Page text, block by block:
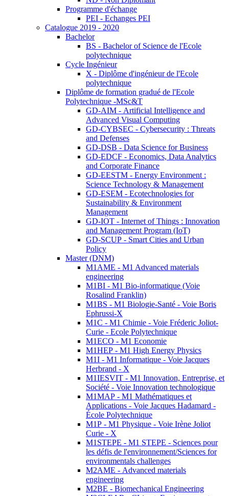
Programme d'échange
PEI - Echanges PEI
Catalogue 2019 - 2020
Bachelor
BS - Bachelor of Science de l'Ecole
polytechnique
Cycle Ingénieur
X - Diplôme d'ingénieur de l'Ecole
polytechnique
Diplôme de formation gradué de l'Ecole
Polytechnique -MSc&T
GD-AIM - Artificial Intelligence and
Advanced Visual Computing
GD-CYBSEC - Cybersecurity : Threats
and Defenses
GD-DSB - Data Science for Business
GD-EDCF - Economics, Data Analytics
and Corporate Finance
GD-EESTM - Energy Environment :
Science Technology & Management
GD-ESEM - Ecotechnologies for
Sustainability & Environment
Management
GD-IOT - Internet of Things : Innovation
and Management Program (IoT)
GD-SCUP - Smart Cities and Urban
Policy
Master (DNM)
M1AME - M1 Advanced materials
engineering
M1BI - M1 Bio-informatique (Voie
Rosalind Franklin)
M1BS - M1 Biologie-Santé - Voie Boris
Ephrussi-X
M1C - M1 Chimie - Voie Fréderic Joliot-
Curie - Ecole Polytechnique
M1ECO - M1 Economie
M1HEP - M1 High Energy Physics
M1I - M1 Informatique - Voie Jacques
Herbrand - X
M1IESVIT - M1 Innovation, Entreprise, et
Société - Voie Innovation technologique
M1MAP - M1 Mathématiques et
Applications - Voie Jacques Hadamard -
École Polytechnique
M1P - M1 Physique - Voie Irène Joliot
Curie - X
M1STEPE - M1 STEPE - Sciences pour
les défis de l'environnement/Sciences for
environmentals challenges
M2AME - Advanced materials
engineering
M2BE - Biomechanical Engineering